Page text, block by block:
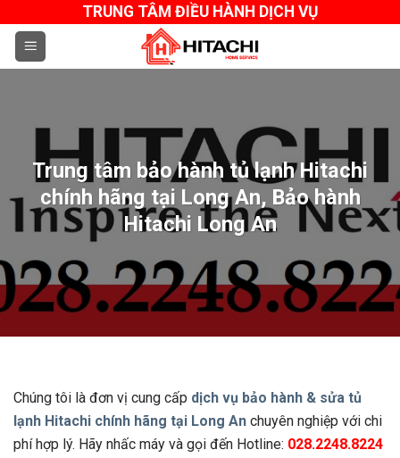
content
TRUNG TÂM ĐIỀU HÀNH DỊCH VỤ
Trung tâm bảo hành tủ lạnh Hitachi
chính hãng tại Long An, Bảo hành
Hitachi Long An
Chúng tôi là đơn vị cung cấp dịch vụ bảo hành & sửa tủ
lạnh Hitachi chính hãng tại Long An chuyên nghiệp với chi
phí hợp lý. Hãy nhấc máy và gọi đến Hotline: 028.2248.8224